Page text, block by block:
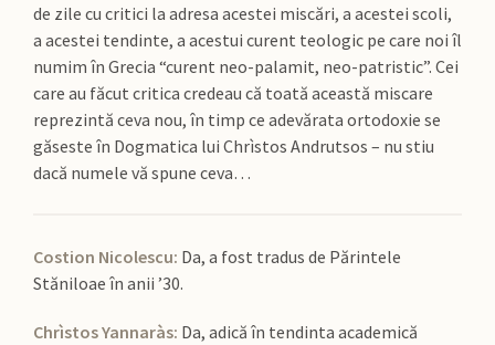
de zile cu critici la adresa acestei miscări, a acestei scoli,
a acestei tendinte, a acestui curent teologic pe care noi îl
numim în Grecia “curent neo-palamit, neo-patristic”. Cei
care au făcut critica credeau că toată această miscare
reprezintă ceva nou, în timp ce adevărata ortodoxie se
găseste în Dogmatica lui Chrìstos Andrutsos – nu stiu
dacă numele vă spune ceva…
Costion Nicolescu: Da, a fost tradus de Părintele
Stăniloae în anii ’30.
Chrìstos Yannaràs: Da, adică în tendinta academică